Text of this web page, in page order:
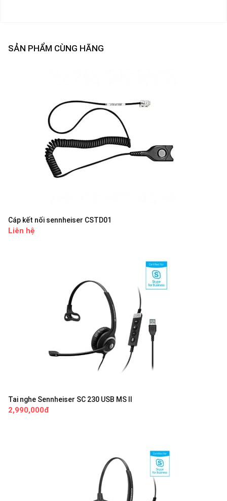
SẢN PHẨM CÙNG HÃNG
Cáp kết nối sennheiser CSTD01
Liên hệ
Tai nghe Sennheiser SC 230 USB MS II
2,990,000đ